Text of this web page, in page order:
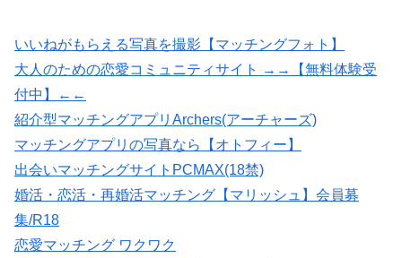
いいねがもらえる写真を撮影【マッチングフォト】
大人のための恋愛コミュニティサイト →→【無料体験受
付中】←←
紹介型マッチングアプリArchers(アーチャーズ)
マッチングアプリの写真なら【オトフィー】
出会いマッチングサイトPCMAX(18禁)
婚活・恋活・再婚活マッチング【マリッシュ】会員募
集/R18
恋愛マッチング ワクワク